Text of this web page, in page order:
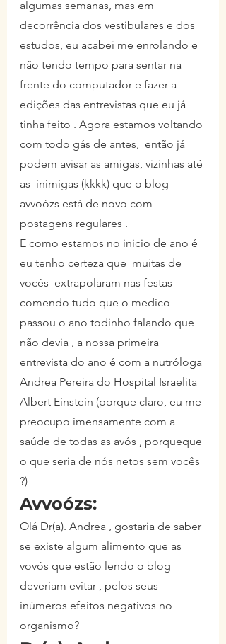
algumas semanas, mas em
decorrência dos vestibulares e dos
estudos, eu acabei me enrolando e
não tendo tempo para sentar na
frente do computador e fazer a
edições das entrevistas que eu já
tinha feito . Agora estamos voltando
com todo gás de antes,  então já
podem avisar as amigas, vizinhas até
as  inimigas (kkkk) que o blog
avvoózs está de novo com
postagens regulares .
E como estamos no inicio de ano é
eu tenho certeza que  muitas de
vocês  extrapolaram nas festas
comendo tudo que o medico
passou o ano todinho falando que
não devia , a nossa primeira
entrevista do ano é com a nutróloga
Andrea Pereira do Hospital Israelita
Albert Einstein (porque claro, eu me
preocupo imensamente com a
saúde de todas as avós , porqueque
o que seria de nós netos sem vocês
?)
Avvoózs:
Olá Dr(a). Andrea , gostaria de saber
se existe algum alimento que as
vovós que estão lendo o blog
deveriam evitar , pelos seus
inúmeros efeitos negativos no
organismo?